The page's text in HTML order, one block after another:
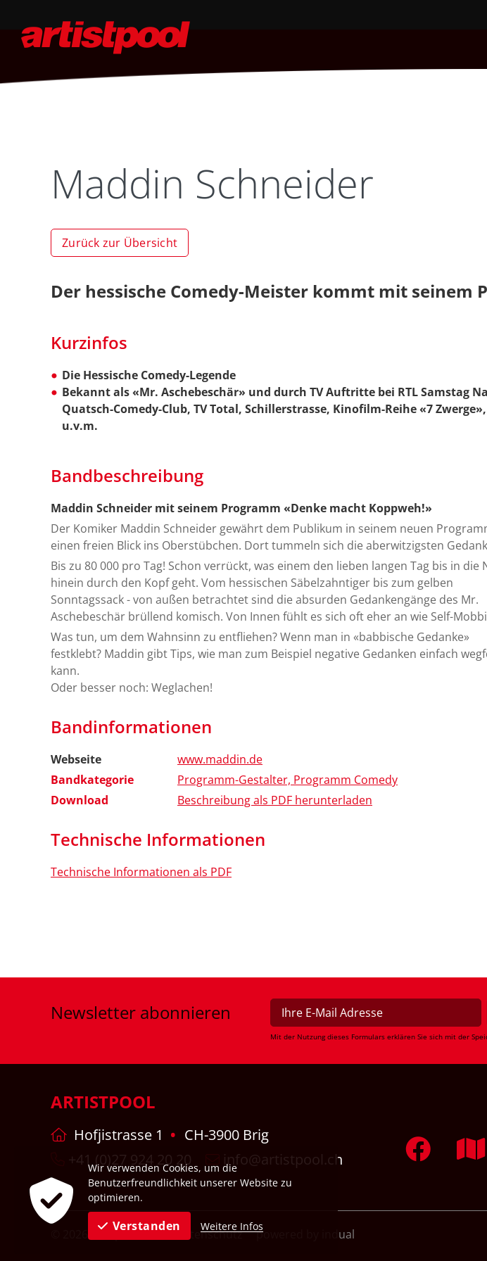
Maddin Schneider
Zurück zur Übersicht
Der hessische Comedy-Meister kommt mit seinem
Kurzinfos
Die Hessische Comedy-Legende
Bekannt als «Mr. Aschebeschär» und durch TV Auftritte bei RTL Samstag
Quatsch-Comedy-Club, TV Total, Schillerstrasse, Kinofilm-Reihe «7 Zwerge»,
u.v.m.
Bandbeschreibung
Maddin Schneider mit seinem Programm «Denke macht Koppweh!»
Der Komiker Maddin Schneider gewährt dem Publikum in seinem neuen
einen freien Blick ins Oberstübchen. Dort tummeln sich die aberwitzigsten
Bis zu 80 000 pro Tag! Schon verrückt, was einem den lieben langen Tag bis in die
hinein durch den Kopf geht. Vom hessischen Säbelzahntiger bis zum gelben
Sonntagssack - von außen betrachtet sind die absurden Gedankengänge des Mr.
Aschebeschär brüllend komisch. Von Innen fühlt es sich oft eher an wie Self-
Was tun, um dem Wahnsinn zu entfliehen? Wenn man in «babbische Gedanke»
festklebt? Maddin gibt Tips, wie man zum Beispiel negative Gedanken einfach
kann.
Oder besser noch: Weglachen!
Bandinformationen
Webseite
www.maddin.de
Bandkategorie
Programm-Gestalter, Programm Comedy
Download
Beschreibung als PDF herunterladen
Technische Informationen
Technische Informationen als PDF
Newsletter abonnieren
Mit der Nutzung dieses Formulars erklären Sie sich mit der
ARTISTPOOL
Hofjistrasse 1
CH-3900 Brig
+41 (0)27 924 20 20
info@artistpool.ch
Impressum Datenschutz powered by indual
Wir verwenden Cookies, um die
Benutzerfreundlichkeit unserer Website zu
optimieren.
Verstanden Weitere Infos